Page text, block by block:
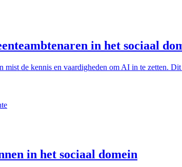
in het sociaal
mist de kennis en vaardigheden om AI in te zetten.
in het sociaal domein